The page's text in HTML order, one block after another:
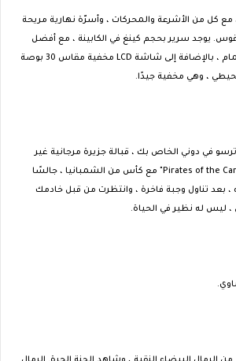
مع كل من الأشرعة والمحركات ، وأسرّة نهارية مريحة
يوجد سرير بحجم كينغ في الكابينة ، مع أفضل
أدوات المطبخ ولوازم الحمام ، بالإضافة إلى شاشة LCD مخفية مقاس 30 بوصة
في دوني الخاص بك ، قبالة جزيرة مرجانية غير
مأهولة ، تشاهد "Pirates of the Caribbean" مع كأس من الشمبانيا ، جالسًا
بعد تناول وجبة فاخرة ، وانتظرت من قبل خادمك
له نظير في الحياة.